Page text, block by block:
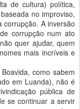
de cultura) política,
no improviso,
corrupção. A inversão
corrupção num ato
quer ajudar, quem
mais incríveis e
como sabem
em Luanda), não é
pública de
se continuar a servir